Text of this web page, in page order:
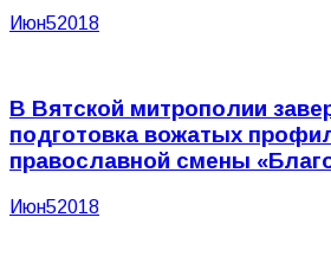
Июн52018
В Вятской митрополии
подготовка вожатых
православной смены
Июн52018